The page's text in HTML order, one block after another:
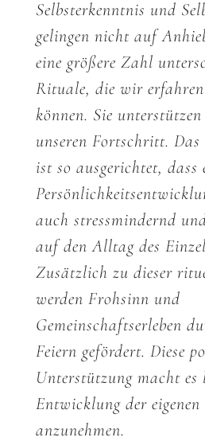
Selbsterkenntnis und
gelingen nicht auf
eine größere Zahl
Rituale, die wir erfahren
können. Sie
unseren Fortschritt.
ist so ausgerichtet, dass
auch stressmindernd
auf den Alltag des
Zusätzlich zu dieser
werden Frohsinn und
Gemeinschaftserleben
Feiern gefördert. Diese
Unterstützung macht es
Entwicklung der
anzunehmen.